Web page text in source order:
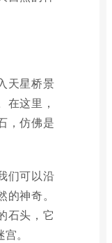
天星桥景
在这里，
，仿佛是
们可以沿
神奇。
石头，它
。